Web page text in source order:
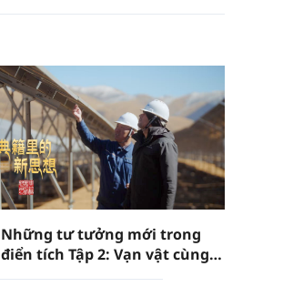
Những tư tưởng mới trong
điển tích Tập 2: Vạn vật cùng
phát triển